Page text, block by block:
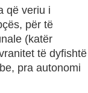
që veriu i
për të
(katër
të dyfishtë
pra autonomi